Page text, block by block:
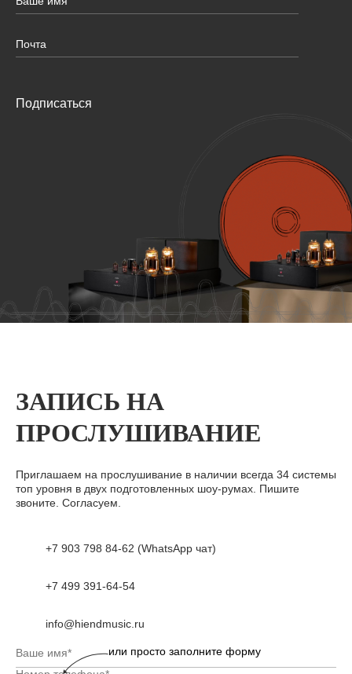
Подписаться
ЗАПИСЬ НА
ПРОСЛУШИВАНИЕ
Приглашаем на прослушивание в наличии всегда 34 системы
топ уровня в двух подготовленных шоу-румах. Пишите
звоните. Согласуем.
+7 903 798 84-62 (WhatsApp чат)
+7 499 391-64-54
info@hiendmusic.ru
или просто заполните форму